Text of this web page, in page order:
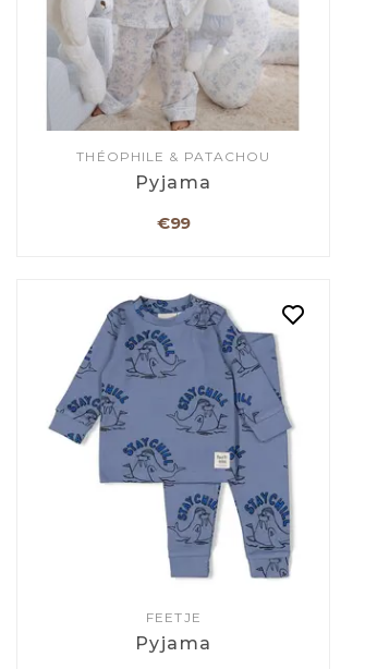
THÉOPHILE & PATACHOU
Pyjama
€99
FEETJE
Pyjama